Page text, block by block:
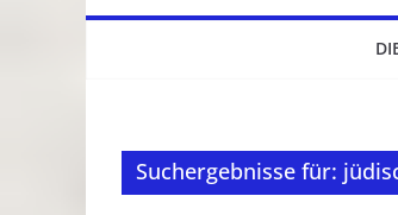
Suchergebnisse für: